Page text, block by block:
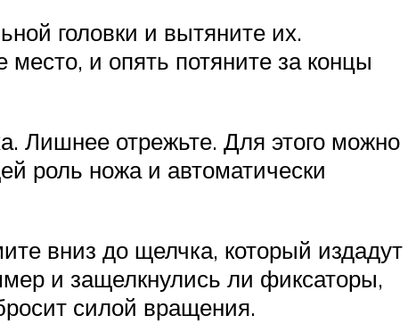
головки и вытяните их.
место, и опять потяните за концы
Лишнее отрежьте. Для этого можно
роль ножа и автоматически
вниз до щелчка, который издадут
и защелкнулись ли фиксаторы,
силой вращения.